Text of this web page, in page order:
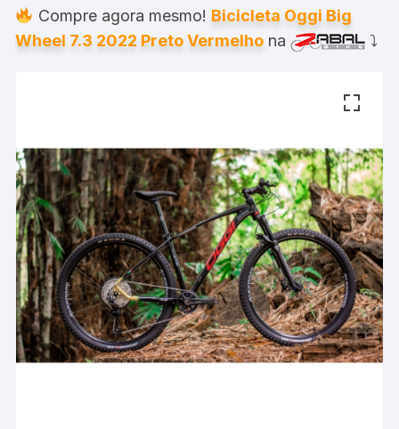
Compre agora mesmo! Bicicleta Oggi Big
Wheel 7.3 2022 Preto Vermelho na ⤵